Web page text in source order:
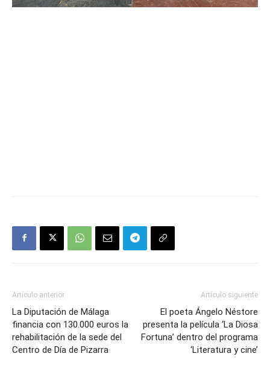
Artículo anterior
La Diputación de Málaga
financia con 130.000 euros la
rehabilitación de la sede del
Centro de Día de Pizarra
Artículo siguiente
El poeta Ángelo Néstore
presenta la película ‘La Diosa
Fortuna’ dentro del programa
‘Literatura y cine’